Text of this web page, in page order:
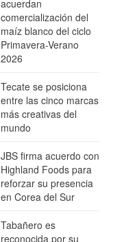
acuerdan
comercialización del
maíz blanco del ciclo
Primavera-Verano
2026
Tecate se posiciona
entre las cinco marcas
más creativas del
mundo
JBS firma acuerdo con
Highland Foods para
reforzar su presencia
en Corea del Sur
Tabañero es
reconocida por su